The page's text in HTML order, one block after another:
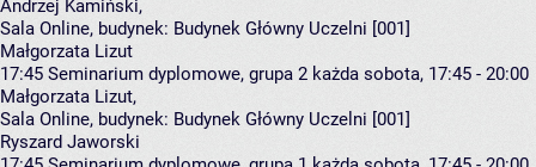
Andrzej Kamiński,
Sala Online, budynek: Budynek Główny Uczelni [001]
Małgorzata Lizut
17:45 Seminarium dyplomowe, grupa 2 każda sobota, 17:45 - 20:00
Małgorzata Lizut,
Sala Online, budynek: Budynek Główny Uczelni [001]
Ryszard Jaworski